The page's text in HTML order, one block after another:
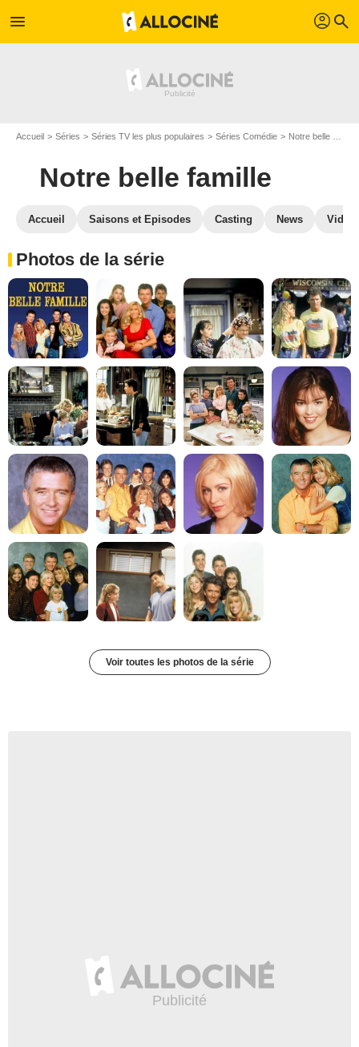
menu profil search
Accueil Séries Séries TV les plus populaires Séries Comédie Notre belle famille
Notre belle famille
Accueil Saisons et Episodes Casting News
Photos de la série
Voir toutes les photos de la série